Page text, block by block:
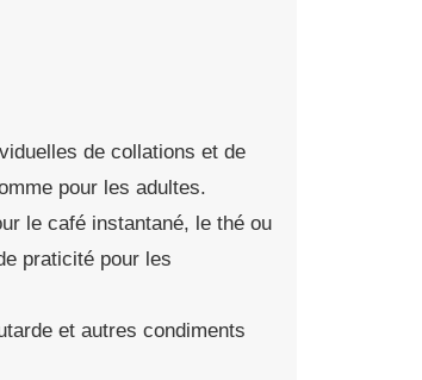
de collations et de
pour les adultes.
le café instantané, le thé ou
praticité pour les
et autres condiments